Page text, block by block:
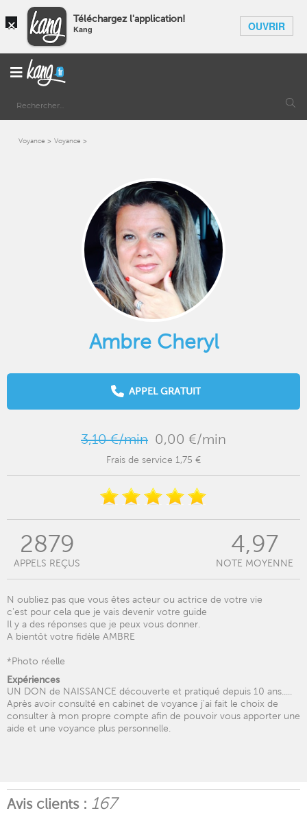
× Téléchargez l'application!
Kang OUVRIR
Voyance Voyance
Ambre Cheryl
APPEL GRATUIT
3,10 €/min 0,00 €/min
Frais de service 1,75 €
2879
APPELS REÇUS
4,97
NOTE MOYENNE
N oubliez pas que vous êtes acteur ou actrice de votre vie
c'est pour cela que je vais devenir votre guide
Il y a des réponses que je peux vous donner.
A bientôt votre fidèle AMBRE
*Photo réelle
Expériences
UN DON de NAISSANCE découverte et pratiqué depuis 10 ans.....
Après avoir consulté en cabinet de voyance j'ai fait le choix de
consulter à mon propre compte afin de pouvoir vous apporter une
aide et une voyance plus personnelle.
Avis clients : 167